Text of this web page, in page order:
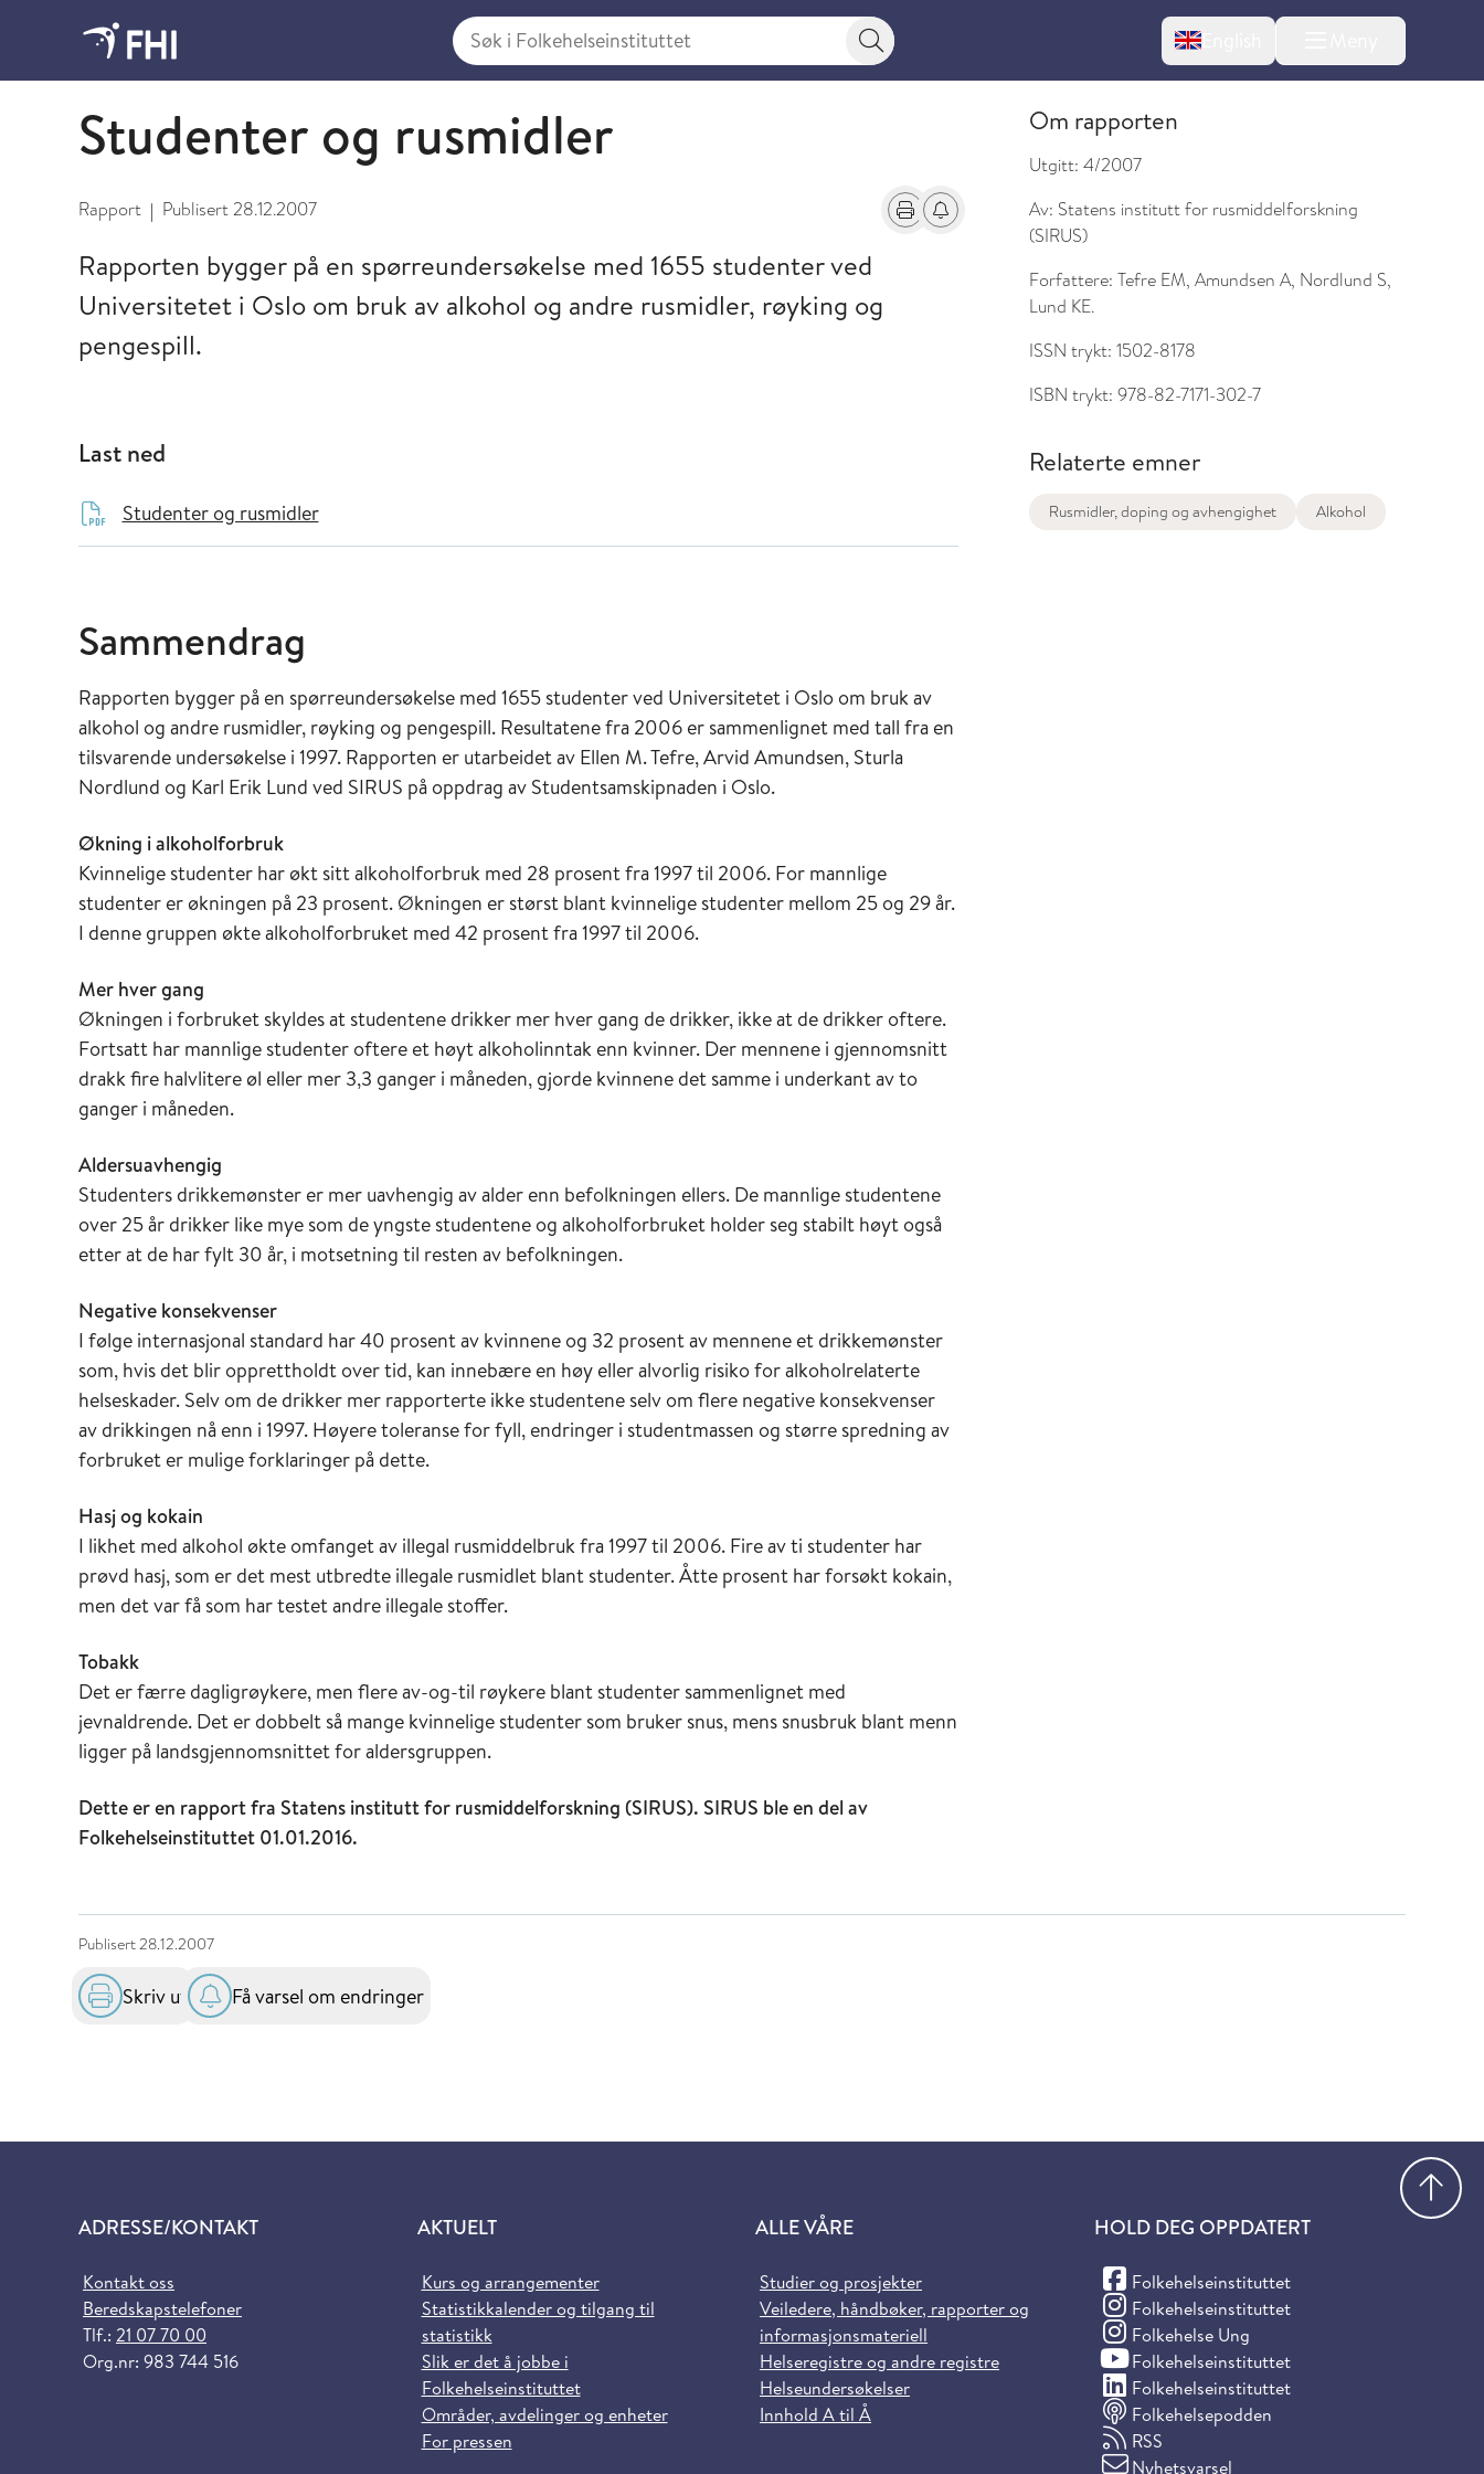
Søk i Folkehelseinstituttet
Søkeknapp English
2009 og eldre publikasjoner fra FHI
Studenter og rusmidler
Rapport | Publisert28.12.2007 Skriv utFå varsel om endringer
Rapporten bygger på en spørreundersøkelse med 1655 studenter ved
Universitetet i Oslo om bruk av alkohol og andre rusmidler, røyking og
pengespill.
Last ned
Studenter og rusmidler
Sammendrag
Rapporten bygger på en spørreundersøkelse med 1655 studenter ved Universitetet i Oslo om bruk av
alkohol og andre rusmidler, røyking og pengespill. Resultatene fra 2006 er sammenlignet med tall fra en
tilsvarende undersøkelse i 1997. Rapporten er utarbeidet av Ellen M. Tefre, Arvid Amundsen, Sturla
Nordlund og Karl Erik Lund ved SIRUS på oppdrag av Studentsamskipnaden i Oslo.
Økning i alkoholforbruk
Kvinnelige studenter har økt sitt alkoholforbruk med 28 prosent fra 1997 til 2006. For mannlige
studenter er økningen på 23 prosent. Økningen er størst blant kvinnelige studenter mellom 25 og 29 år.
I denne gruppen økte alkoholforbruket med 42 prosent fra 1997 til 2006.
Mer hver gang
Økningen i forbruket skyldes at studentene drikker mer hver gang de drikker, ikke at de drikker oftere.
Fortsatt har mannlige studenter oftere et høyt alkoholinntak enn kvinner. Der mennene i gjennomsnitt
drakk fire halvlitere øl eller mer 3,3 ganger i måneden, gjorde kvinnene det samme i underkant av to
ganger i måneden.
Aldersuavhengig
Studenters drikkemønster er mer uavhengig av alder enn befolkningen ellers. De mannlige studentene
over 25 år drikker like mye som de yngste studentene og alkoholforbruket holder seg stabilt høyt også
etter at de har fylt 30 år, i motsetning til resten av befolkningen.
Negative konsekvenser
I følge internasjonal standard har 40 prosent av kvinnene og 32 prosent av mennene et drikkemønster
som, hvis det blir opprettholdt over tid, kan innebære en høy eller alvorlig risiko for alkoholrelaterte
helseskader. Selv om de drikker mer rapporterte ikke studentene selv om flere negative konsekvenser
av drikkingen nå enn i 1997. Høyere toleranse for fyll, endringer i studentmassen og større spredning av
forbruket er mulige forklaringer på dette.
Hasj og kokain
I likhet med alkohol økte omfanget av illegal rusmiddelbruk fra 1997 til 2006. Fire av ti studenter har
prøvd hasj, som er det mest utbredte illegale rusmidlet blant studenter. Åtte prosent har forsøkt kokain,
men det var få som har testet andre illegale stoffer.
Tobakk
Det er færre dagligrøykere, men flere av-og-til røykere blant studenter sammenlignet med
jevnaldrende. Det er dobbelt så mange kvinnelige studenter som bruker snus, mens snusbruk blant menn
ligger på landsgjennomsnittet for aldersgruppen.
Dette er en rapport fra Statens institutt for rusmiddelforskning (SIRUS). SIRUS ble en del av
Folkehelseinstituttet 01.01.2016.
Om rapporten
Utgitt: 4/2007
Av: Statens institutt for rusmiddelforskning
(SIRUS)
Forfattere: Tefre EM, Amundsen A, Nordlund S,
Lund KE.
ISSN trykt: 1502-8178
ISBN trykt: 978-82-7171-302-7
Relaterte emner
Rusmidler, doping og avhengighet Alkohol
Publisert28.12.2007
Skriv ut Få varsel om endringer
ADRESSE/KONTAKT
Kontakt oss
Beredskapstelefoner
Tlf.: 21 07 70 00
Org.nr: 983 744 516
AKTUELT
Kurs og arrangementer
Statistikkalender og tilgang til
statistikk
Slik er det å jobbe i
Folkehelseinstituttet
Områder, avdelinger og enheter
For pressen
ALLE VÅRE
Studier og prosjekter
Veiledere, håndbøker, rapporter og
informasjonsmateriell
Helseregistre og andre registre
Helseundersøkelser
Innhold A til Å
HOLD DEG OPPDATERT
Folkehelseinstituttet
(Facebook)
Folkehelseinstituttet
(Instagram)
Folkehelse Ung
(Instagram)
Folkehelseinstituttet
(YouTube)
Folkehelseinstituttet
(LinkedIn)
Folkehelsepodden
RSS
Nyhetsvarsel